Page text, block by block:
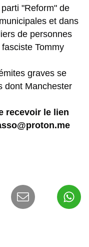
"Reform" de
et dans
de personnes
Tommy
graves se
dont Manchester
recevoir le lien